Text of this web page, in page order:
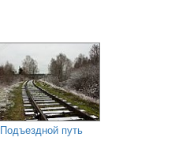
Подъездной путь